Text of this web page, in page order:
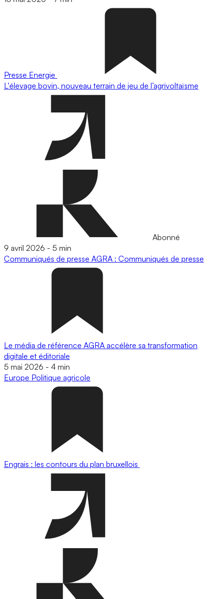
Presse Energie
L'élevage bovin, nouveau terrain de jeu de l’agrivoltaïsme
Abonné
9 avril 2026 - 5 min
Communiqués de presse AGRA : Communiqués de presse
Le média de référence AGRA accélère sa transformation
digitale et éditoriale
5 mai 2026 - 4 min
Europe Politique agricole
Engrais : les contours du plan bruxellois